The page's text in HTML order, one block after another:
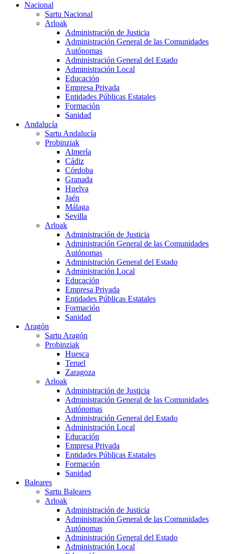
Nacional
Sartu Nacional
Arloak
Administración de Justicia
Administración General de las Comunidades
Autónomas
Administración General del Estado
Administración Local
Educación
Empresa Privada
Entidades Públicas Estatales
Formación
Sanidad
Andalucía
Sartu Andalucía
Probinziak
Almería
Cádiz
Córdoba
Granada
Huelva
Jaén
Málaga
Sevilla
Arloak
Administración de Justicia
Administración General de las Comunidades
Autónomas
Administración General del Estado
Administración Local
Educación
Empresa Privada
Entidades Públicas Estatales
Formación
Sanidad
Aragón
Sartu Aragón
Probinziak
Huesca
Teruel
Zaragoza
Arloak
Administración de Justicia
Administración General de las Comunidades
Autónomas
Administración General del Estado
Administración Local
Educación
Empresa Privada
Entidades Públicas Estatales
Formación
Sanidad
Baleares
Sartu Baleares
Arloak
Administración de Justicia
Administración General de las Comunidades
Autónomas
Administración General del Estado
Administración Local